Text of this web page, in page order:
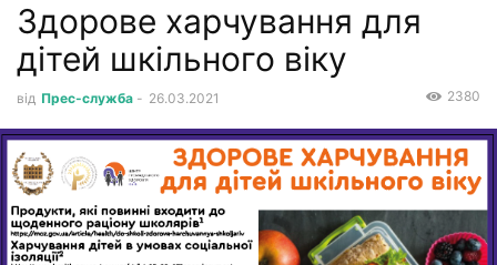
Здорове харчування для
дітей шкільного віку
від Прес-служба - 26.03.2021 2380